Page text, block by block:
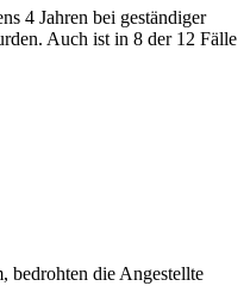
4 Jahren bei geständiger
Auch ist in 8 der 12 Fälle
bedrohten die Angestellte